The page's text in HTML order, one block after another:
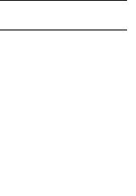
1:16:13